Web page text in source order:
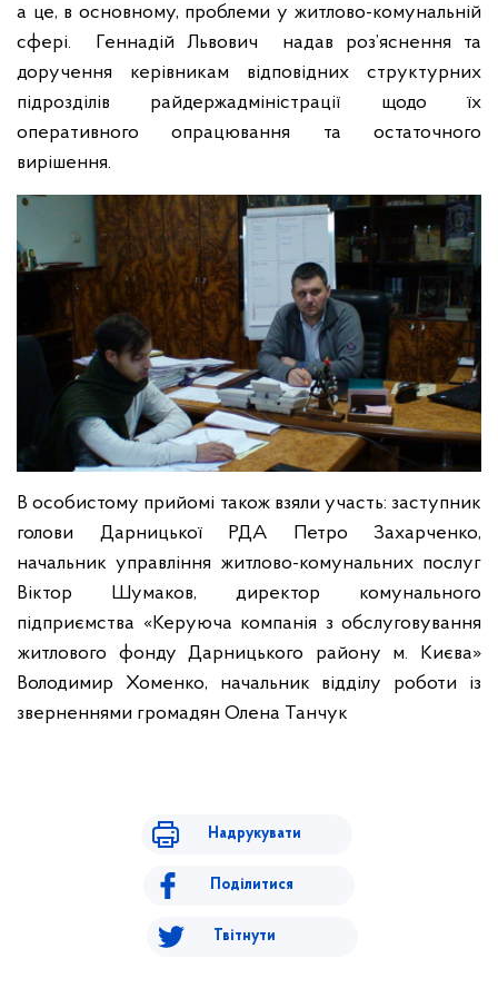
а це, в основному, проблеми у житлово-комунальній
сфері. Геннадій Львович надав роз’яснення та
доручення керівникам відповідних структурних
підрозділів райдержадміністрації щодо їх
оперативного опрацювання та остаточного
вирішення.
В особистому прийомі також взяли участь: заступник
голови Дарницької РДА Петро Захарченко,
начальник управління житлово-комунальних послуг
Віктор Шумаков, директор комунального
підприємства «Керуюча компанія з обслуговування
житлового фонду Дарницького району м. Києва»
Володимир Хоменко, начальник відділу роботи із
зверненнями громадян Олена Танчук
Надрукувати
Поділитися
Твітнути